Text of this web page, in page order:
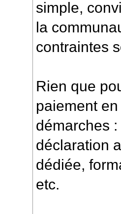
simple,
la
contraintes
Rien que
paiement
démarches :
déclaration
dédiée,
etc.